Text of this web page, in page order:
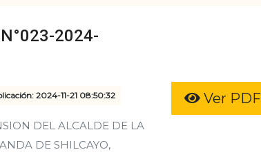
N°023-2024-
2024-11-21 08:50:32
DEL ALCALDE DE LA
DE SHILCAYO,
Ver PDF